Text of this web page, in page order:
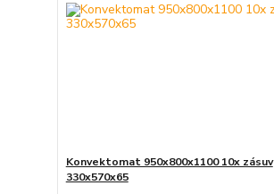
Konvektomat 950x800x1100 10x zásuv
330x570x65